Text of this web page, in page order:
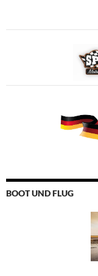
BOOT UND FLUG